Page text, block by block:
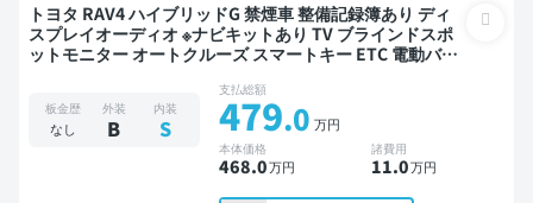
トヨタ RAV4 ハイブリッドG 禁煙車 整備記録簿あり ディ
スプレイオーディオ ※ナビキットあり TV ブラインドスポ
ットモニター オートクルーズ スマートキー ETC 電動バッ
板金歴
なし
外装
B
内装
S
支払総額
479.0 万円
本体価格
468.0万円
諸費用
11.0万円